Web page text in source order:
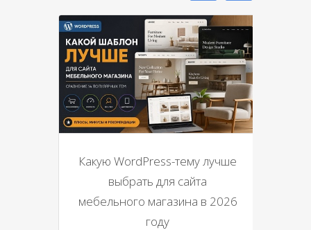
Какую WordPress-тему лучше
выбрать для сайта
мебельного магазина в 2026
году